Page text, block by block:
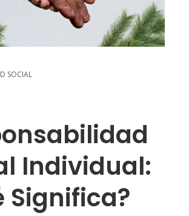
SOCIAL
Individual:
Significa?